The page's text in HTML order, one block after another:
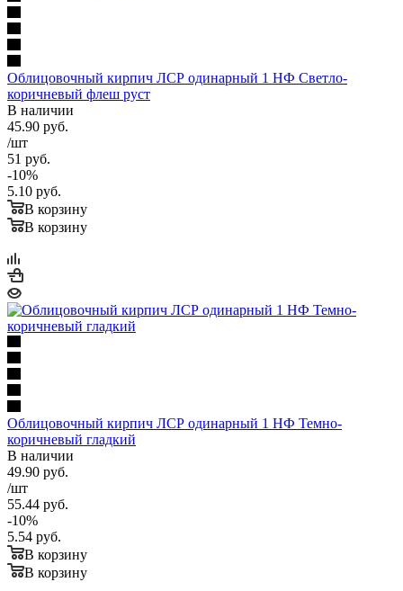
Облицовочный кирпич ЛСР одинарный 1 НФ Светло-
коричневый флеш руст
В наличии
45.90 руб.
/шт
51 руб.
-10%
5.10 руб.
В корзину
В корзину
Облицовочный кирпич ЛСР одинарный 1 НФ Темно-
коричневый гладкий
В наличии
49.90 руб.
/шт
55.44 руб.
-10%
5.54 руб.
В корзину
В корзину